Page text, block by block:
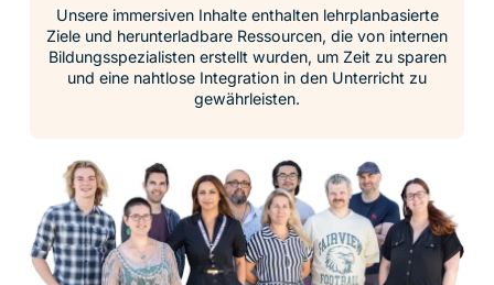
Unsere immersiven Inhalte enthalten lehrplanbasierte
Ziele und herunterladbare Ressourcen, die von internen
Bildungsspezialisten erstellt wurden, um Zeit zu sparen
und eine nahtlose Integration in den Unterricht zu
gewährleisten.